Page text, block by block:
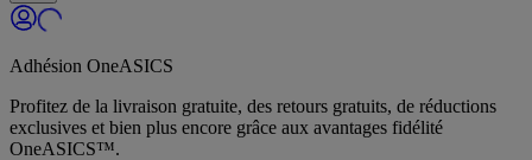
Adhésion OneASICS
Profitez de la livraison gratuite, des retours gratuits, de réductions
exclusives et bien plus encore grâce aux avantages fidélité
OneASICS™.